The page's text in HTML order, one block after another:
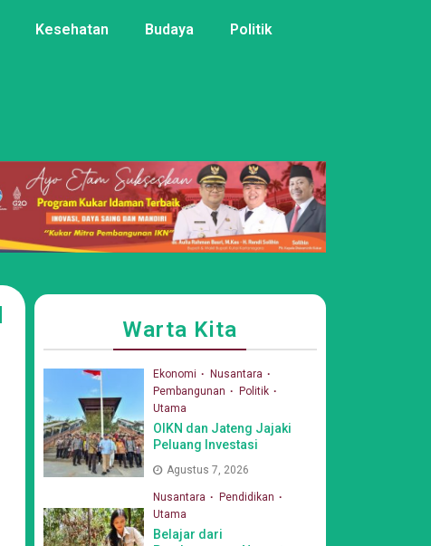
Kesehatan Budaya Politik
Warta Kita
Ekonomi
Nusantara
Pembangunan
Politik
Utama
OIKN dan Jateng Jajaki
Peluang Investasi
Agustus 7, 2026
Nusantara
Pendidikan
Utama
Belajar dari